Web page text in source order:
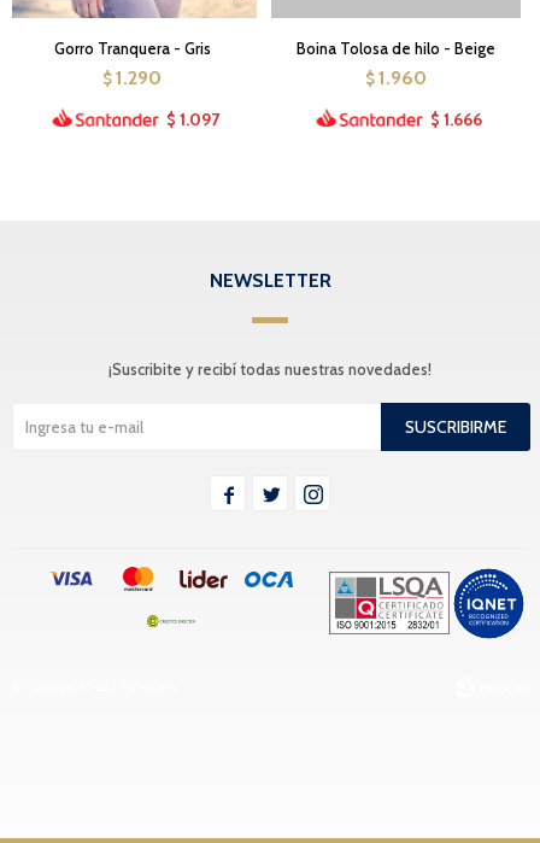
Gorro Tranquera - Gris
$ 1.290
$ 1.097
Boina Tolosa de hilo - Beige
$ 1.960
$ 1.666
NEWSLETTER
¡Suscribite y recibí todas nuestras novedades!
SUSCRIBIRME
  